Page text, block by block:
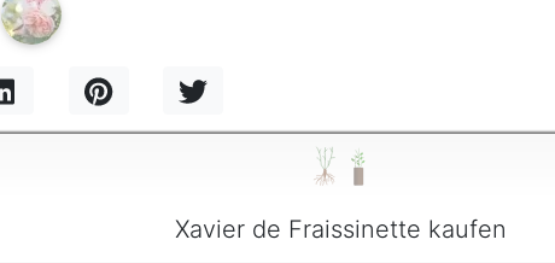
Xavier de Fraissinette kaufen